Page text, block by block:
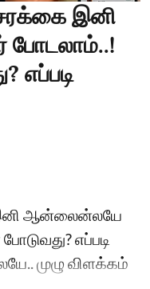
இனி
எப்படி
இனி ஆன்லைன்லயே
எப்படி
முழு விளக்கம்